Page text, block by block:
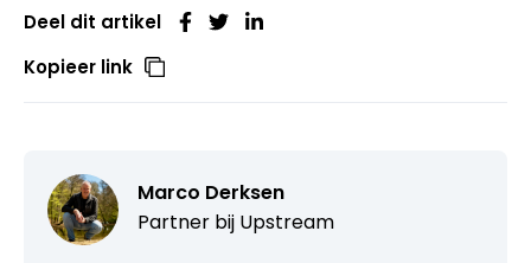
Deel dit artikel
Kopieer link
Marco Derksen
Partner bij Upstream